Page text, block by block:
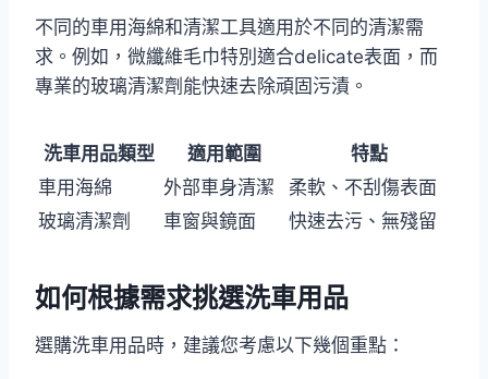
不同的車用海綿和清潔工具適用於不同的清潔需
求。例如，微纖維毛巾特別適合delicate表面，而
專業的玻璃清潔劑能快速去除頑固污漬。
洗車用品類型 適用範圍
特點
車用海綿
外部車身清潔
柔軟、不刮傷表面
玻璃清潔劑
車窗與鏡面 快速去污、無殘留
如何根據需求挑選洗車用品
選購洗車用品時，建議您考慮以下幾個重點：